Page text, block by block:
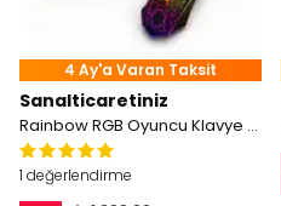
4 Ay'a Varan Taksit
Sanalticaretiniz
Rainbow RGB Oyuncu Klavye Mouse Seti
1 değerlendirme